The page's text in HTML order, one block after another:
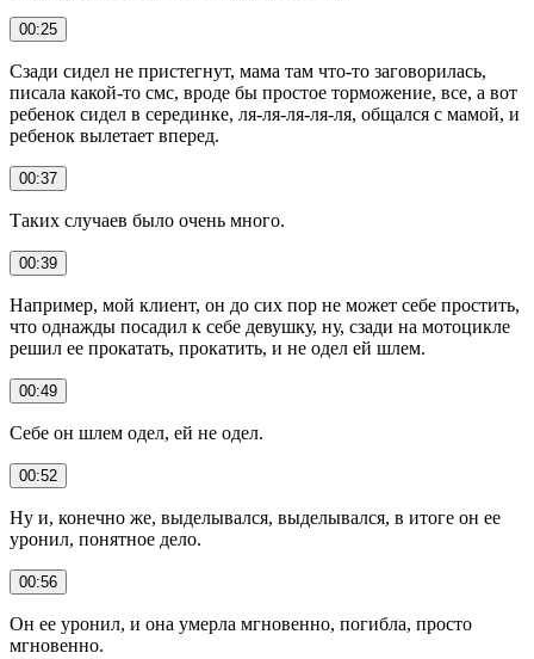
00:25
Сзади сидел не пристегнут, мама там что-то заговорилась,
писала какой-то смс, вроде бы простое торможение, все, а вот
ребенок сидел в серединке, ля-ля-ля-ля-ля, общался с мамой, и
ребенок вылетает вперед.
00:37
Таких случаев было очень много.
00:39
Например, мой клиент, он до сих пор не может себе простить,
что однажды посадил к себе девушку, ну, сзади на мотоцикле
решил ее прокатать, прокатить, и не одел ей шлем.
00:49
Себе он шлем одел, ей не одел.
00:52
Ну и, конечно же, выделывался, выделывался, в итоге он ее
уронил, понятное дело.
00:56
Он ее уронил, и она умерла мгновенно, погибла, просто
мгновенно.